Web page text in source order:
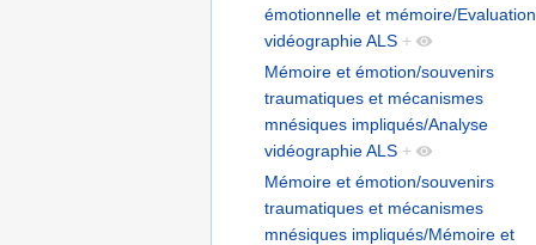
émotionnelle et mémoire/Evaluation
vidéographie ALS +
Mémoire et émotion/souvenirs
traumatiques et mécanismes
mnésiques impliqués/Analyse
vidéographie ALS +
Mémoire et émotion/souvenirs
traumatiques et mécanismes
mnésiques impliqués/Mémoire et